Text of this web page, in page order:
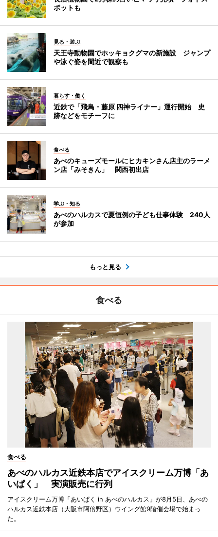
ポットも
見る・遊ぶ
天王寺動物園でホッキョクグマの新施設 ジャンプ
や泳ぐ姿を間近で観察も
暮らす・働く
近鉄で「飛鳥・藤原 四神ライナー」運行開始 史
跡などをモチーフに
食べる
あべのキューズモールにヒカキンさん店主のラーメ
ン店「みそきん」 関西初出店
学ぶ・知る
あべのハルカスで夏恒例の子ども仕事体験 240人
が参加
もっと見る
食べる
食べる
あべのハルカス近鉄本店でアイスクリーム万博「あ
いぱく」 実演販売に行列
アイスクリーム万博「あいぱく in あべのハルカス」が8月5日、あべの
ハルカス近鉄本店（大阪市阿倍野区）ウイング館9階催会場で始まっ
た。